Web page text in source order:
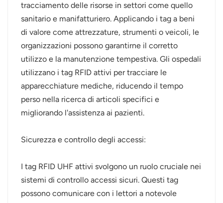
tracciamento delle risorse in settori come quello
sanitario e manifatturiero. Applicando i tag a beni
di valore come attrezzature, strumenti o veicoli, le
organizzazioni possono garantirne il corretto
utilizzo e la manutenzione tempestiva. Gli ospedali
utilizzano i tag RFID attivi per tracciare le
apparecchiature mediche, riducendo il tempo
perso nella ricerca di articoli specifici e
migliorando l'assistenza ai pazienti.
Sicurezza e controllo degli accessi:
I tag RFID UHF attivi svolgono un ruolo cruciale nei
sistemi di controllo accessi sicuri. Questi tag
possono comunicare con i lettori a notevole